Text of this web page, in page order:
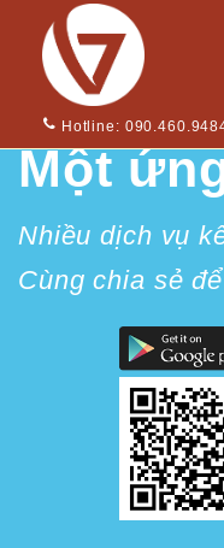
Skip to content
Hotline:
Một
Nhiều dịch vụ
Cùng chia sẻ